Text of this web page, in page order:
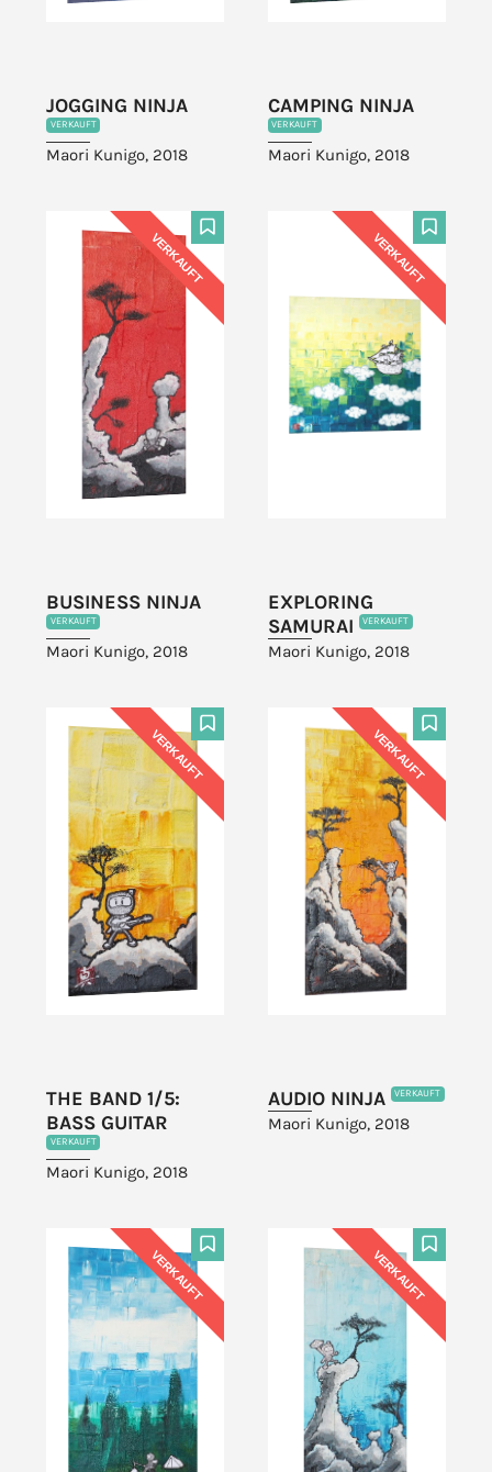
JOGGING NINJA
VERKAUFT
Maori Kunigo, 2018
CAMPING NINJA
VERKAUFT
Maori Kunigo, 2018
F
VERKAUFT
BUSINESS NINJA
VERKAUFT
Maori Kunigo, 2018
F
VERKAUFT
EXPLORING
SAMURAI
VERKAUFT
Maori Kunigo, 2018
F
VERKAUFT
THE BAND 1/5:
BASS GUITAR
VERKAUFT
Maori Kunigo, 2018
F
VERKAUFT
AUDIO NINJA VERKAUFT
Maori Kunigo, 2018
F
VERKAUFT F
VERKAUFT